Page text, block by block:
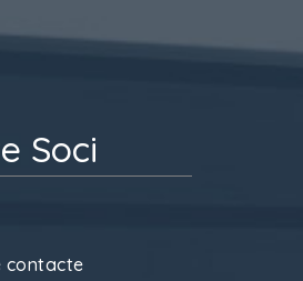
Soci
contacte